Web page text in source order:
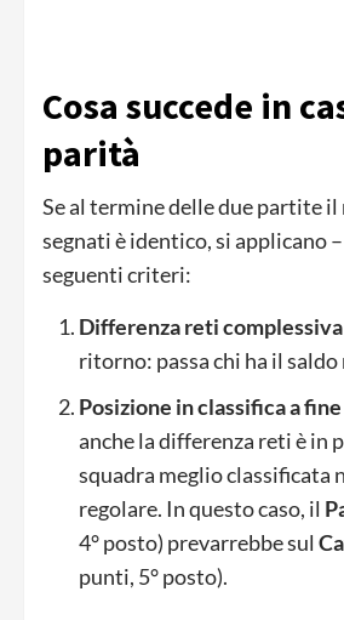
Cosa succede in
parità
Se al termine delle due partite il
segnati è identico, si applicano
seguenti criteri:
Differenza reti complessiva
ritorno: passa chi ha il
Posizione in classifica a
anche la differenza reti è in
squadra meglio classificata
regolare. In questo caso, il
4° posto) prevarrebbe sul
punti, 5° posto).